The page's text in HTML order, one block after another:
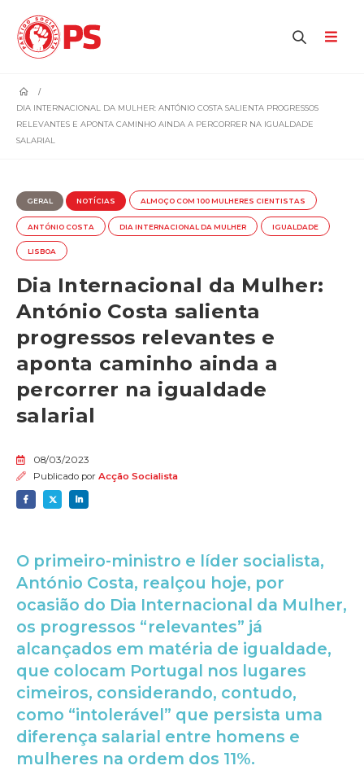
DIA INTERNACIONAL DA MULHER: ANTÓNIO COSTA SALIENTA PROGRESSOS
RELEVANTES E APONTA CAMINHO AINDA A PERCORRER NA IGUALDADE
SALARIAL
GERAL NOTÍCIAS ALMOÇO COM 100 MULHERES CIENTISTAS
ANTÓNIO COSTA DIA INTERNACIONAL DA MULHER IGUALDADE
LISBOA
Dia Internacional da Mulher:
António Costa salienta
progressos relevantes e
aponta caminho ainda a
percorrer na igualdade
salarial
08/03/2023
Publicado por Acção Socialista
O primeiro-ministro e líder socialista,
António Costa, realçou hoje, por
ocasião do Dia Internacional da Mulher,
os progressos “relevantes” já
alcançados em matéria de igualdade,
que colocam Portugal nos lugares
cimeiros, considerando, contudo,
como “intolerável” que persista uma
diferença salarial entre homens e
mulheres na ordem dos 11%.